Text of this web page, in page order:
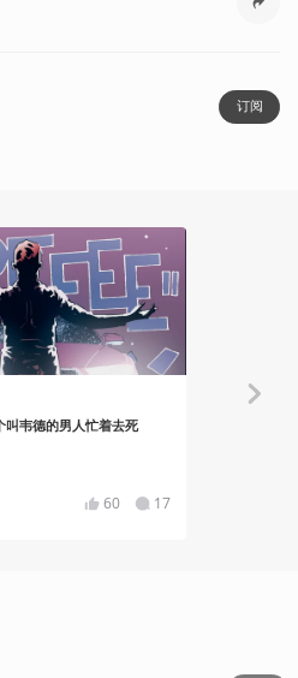
订阅
叫韦德的男人忙着去死
60 17
安利大帝